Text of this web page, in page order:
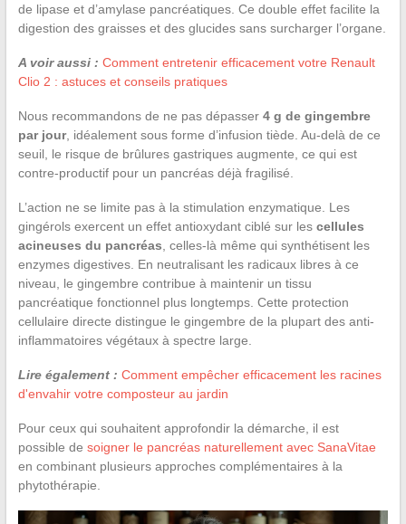
de lipase et d’amylase pancréatiques. Ce double effet facilite la
digestion des graisses et des glucides sans surcharger l’organe.
A voir aussi : Comment entretenir efficacement votre Renault
Clio 2 : astuces et conseils pratiques
Nous recommandons de ne pas dépasser 4 g de gingembre
par jour, idéalement sous forme d’infusion tiède. Au-delà de ce
seuil, le risque de brûlures gastriques augmente, ce qui est
contre-productif pour un pancréas déjà fragilisé.
L’action ne se limite pas à la stimulation enzymatique. Les
gingérols exercent un effet antioxydant ciblé sur les cellules
acineuses du pancréas , celles-là même qui synthétisent les
enzymes digestives. En neutralisant les radicaux libres à ce
niveau, le gingembre contribue à maintenir un tissu
pancréatique fonctionnel plus longtemps. Cette protection
cellulaire directe distingue le gingembre de la plupart des anti-
inflammatoires végétaux à spectre large.
Lire également : Comment empêcher efficacement les racines
d'envahir votre composteur au jardin
Pour ceux qui souhaitent approfondir la démarche, il est
possible de soigner le pancréas naturellement avec SanaVitae
en combinant plusieurs approches complémentaires à la
phytothérapie.